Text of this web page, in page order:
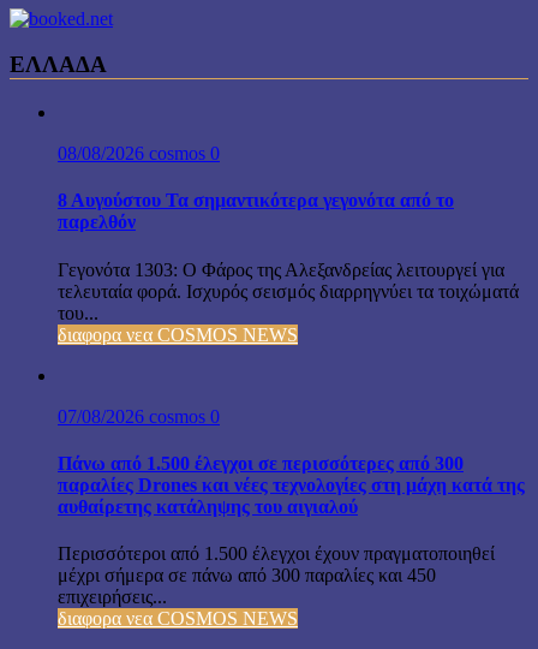
ΕΛΛΑΔΑ
08/08/2026 cosmos 0
8 Αυγούστου Τα σημαντικότερα γεγονότα από το
παρελθόν
Γεγονότα 1303: Ο Φάρος της Αλεξανδρείας λειτουργεί για
τελευταία φορά. Ισχυρός σεισμός διαρρηγνύει τα τοιχώματά
του...
διαφορα νεα COSMOS NEWS
07/08/2026 cosmos 0
Πάνω από 1.500 έλεγχοι σε περισσότερες από 300
παραλίες Drones και νέες τεχνολογίες στη μάχη κατά της
αυθαίρετης κατάληψης του αιγιαλού
Περισσότεροι από 1.500 έλεγχοι έχουν πραγματοποιηθεί
μέχρι σήμερα σε πάνω από 300 παραλίες και 450
επιχειρήσεις...
διαφορα νεα COSMOS NEWS